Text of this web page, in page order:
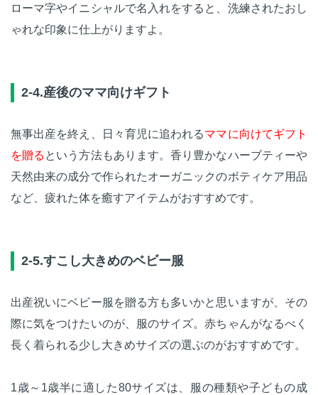
ローマ字やイニシャルで名入れをすると、洗練されたおし
ゃれな印象に仕上がりますよ。
2-4.産後のママ向けギフト
無事出産を終え、日々育児に追われるママに向けてギフト
を贈る という方法もあります。香り豊かなハーブティーや
天然由来の成分で作られたオーガニックのボティケア用品
など、疲れた体を癒すアイテムがおすすめです。
2-5.すこし大きめのベビー服
出産祝いにベビー服を贈る方も多いかと思いますが、その
際に気をつけたいのが、服のサイズ。赤ちゃんがなるべく
長く着られる少し大きめサイズの選ぶのがおすすめです。
1歳～1歳半に適した80サイズは、服の種類や子どもの成